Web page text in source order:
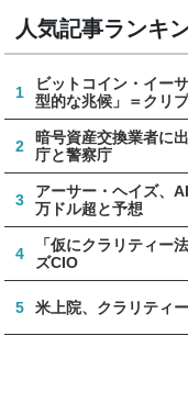
人気記事ランキ
1
ビットコイン・イー
型的な兆候」＝クリ
2
暗号資産交換業者に
庁と警察庁
3
アーサー・ヘイズ、
万ドル超と予想
4
「仮にクラリティー
ズCIO
5 米上院、クラリティ